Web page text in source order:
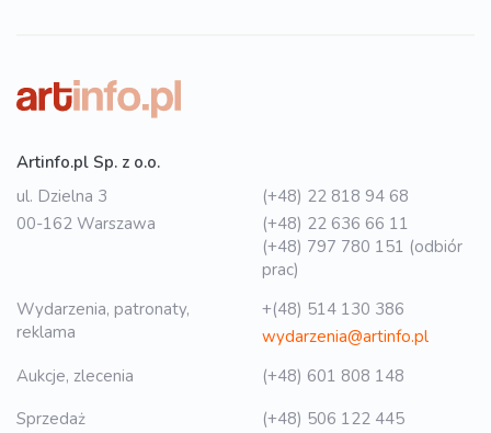
Artinfo.pl Sp. z o.o.
ul. Dzielna 3
00-162 Warszawa
(+48) 22 818 94 68
(+48) 22 636 66 11
(+48) 797 780 151 (odbiór
prac)
Wydarzenia, patronaty,
reklama
+(48) 514 130 386
wydarzenia@artinfo.pl
Aukcje, zlecenia
(+48) 601 808 148
Sprzedaż
(+48) 506 122 445